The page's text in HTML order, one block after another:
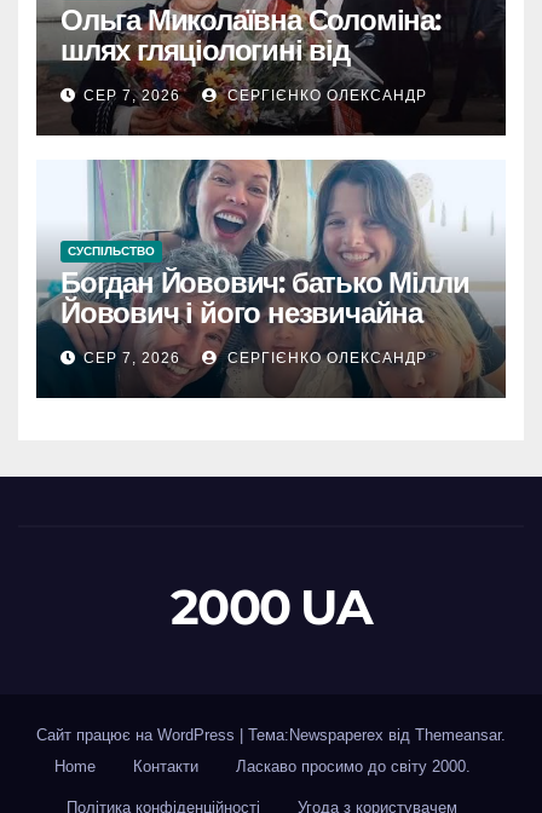
Ольга Миколаївна Соломіна:
шлях гляціологині від
експедиційної кухарки до
директора Інституту географії
РАН
СЕР 7, 2026 СЕРГІЄНКО ОЛЕКСАНДР
СУСПІЛЬСТВО
Богдан Йовович: батько Мілли
Йовович і його незвичайна
доля
СЕР 7, 2026 СЕРГІЄНКО ОЛЕКСАНДР
2000 UA
Сайт працює на WordPress | Тема:Newspaperex від Themeansar.
Home
Контакти Ласкаво просимо до світу 2000.
Політика конфіденційності Угода з користувачем